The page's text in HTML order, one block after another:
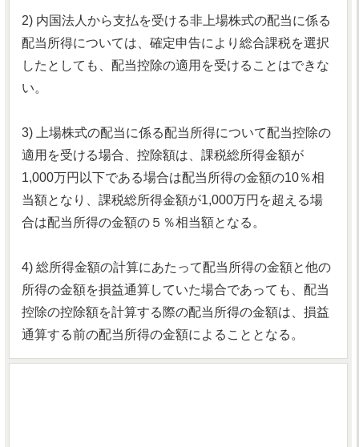
2) 内国法人から支払を受ける非上場株式の配当に係る
配当所得については、確定申告により総合課税を選択
したとしても、配当控除の適用を受けることはできな
い。
3) 上場株式の配当に係る配当所得について配当控除の
適用を受ける場合、控除額は、課税総所得金額が
1,000万円以下である場合は配当所得の金額の10％相
当額となり、課税総所得金額が1,000万円を超える場
合は配当所得の金額の５％相当額となる。
4) 総所得金額の計算にあたって配当所得の金額と他の
所得の金額を損益通算していた場合であっても、配当
控除の控除額を計算する際の配当所得の金額は、損益
通算する前の配当所得の金額によることとなる。